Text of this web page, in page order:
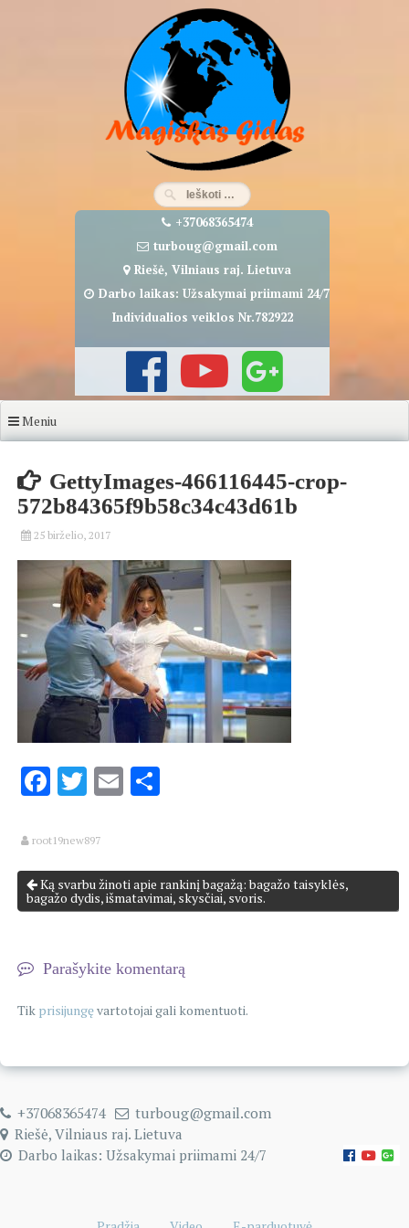
+37068365474
turboug@gmail.com
Riešė, Vilniaus raj. Lietuva
Darbo laikas: Užsakymai priimami 24/7
Individualios veiklos Nr.782922
Meniu
GettyImages-466116445-crop-
572b84365f9b58c34c43d61b
25 birželio, 2017
Facebook
Twitter
Email
root19new897
Ką svarbu žinoti apie rankinį bagažą: bagažo taisyklės,
bagažo dydis, išmatavimai, skysčiai, svoris.
Parašykite komentarą
Tik prisijungęvartotojai gali komentuoti.
+37068365474
turboug@gmail.com
Riešė, Vilniaus raj. Lietuva
Darbo laikas: Užsakymai priimami 24/7